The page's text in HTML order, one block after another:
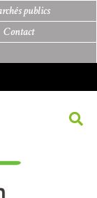
publics
Contact